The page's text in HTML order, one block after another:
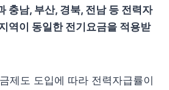
충남, 부산, 경북, 전남 등 전력자
역이 동일한 전기요금을 적용받
제도 도입에 따라 전력자급률이